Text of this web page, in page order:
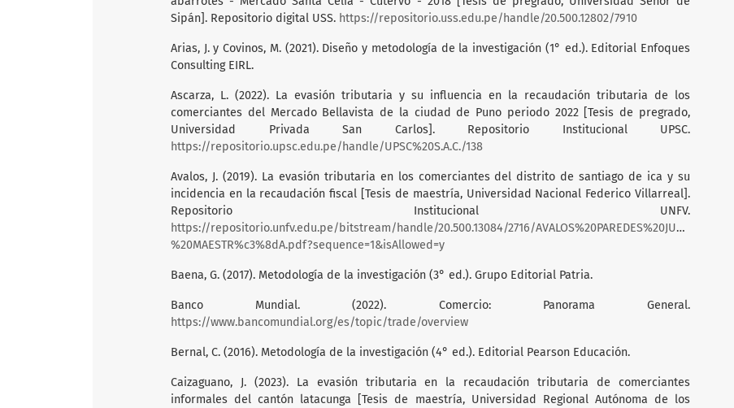
Sipán]. Repositorio digital USS. https://repositorio.uss.edu.pe/handle/20.500.12802/7910
Arias, J. y Covinos, M. (2021). Diseño y metodología de la investigación (1° ed.). Editorial Enfoques
Consulting EIRL.
Ascarza, L. (2022). La evasión tributaria y su influencia en la recaudación tributaria de los
comerciantes del Mercado Bellavista de la ciudad de Puno periodo 2022 [Tesis de pregrado,
Universidad Privada San Carlos]. Repositorio Institucional UPSC.
https://repositorio.upsc.edu.pe/handle/UPSC%20S.A.C./138
Avalos, J. (2019). La evasión tributaria en los comerciantes del distrito de santiago de ica y su
incidencia en la recaudación fiscal [Tesis de maestría, Universidad Nacional Federico Villarreal].
Repositorio Institucional UNFV.
https://repositorio.unfv.edu.pe/bitstream/handle/20.500.13084/2716/
%20MAESTR%c3%8dA.pdf?sequence=1&isAllowed=y
Baena, G. (2017). Metodología de la investigación (3° ed.). Grupo Editorial Patria.
Banco Mundial. (2022). Comercio: Panorama General.
https://www.bancomundial.org/es/topic/trade/overview
Bernal, C. (2016). Metodología de la investigación (4° ed.). Editorial Pearson Educación.
Caizaguano, J. (2023). La evasión tributaria en la recaudación tributaria de comerciantes
informales del cantón latacunga [Tesis de maestría, Universidad Regional Autónoma de los